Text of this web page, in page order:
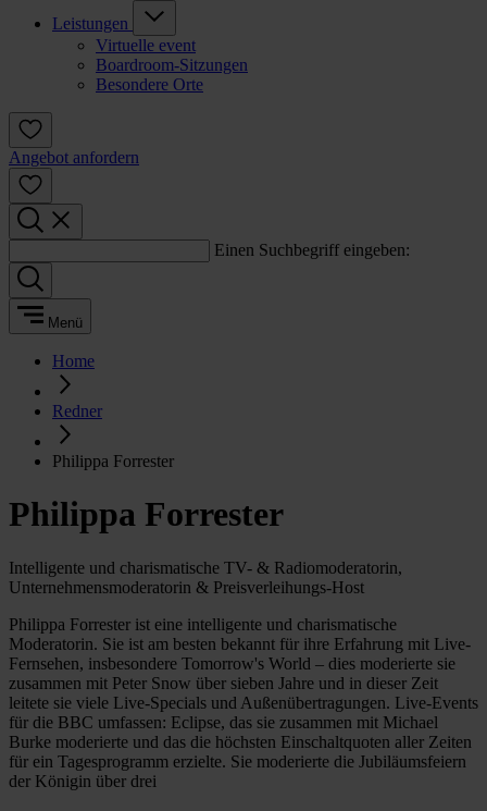
Leistungen
Virtuelle event
Boardroom-Sitzungen
Besondere Orte
Angebot anfordern
Einen Suchbegriff eingeben:
Menü
Home
Redner
Philippa Forrester
Philippa Forrester
Intelligente und charismatische TV- & Radiomoderatorin,
Unternehmensmoderatorin & Preisverleihungs-Host
Philippa Forrester ist eine intelligente und charismatische
Moderatorin. Sie ist am besten bekannt für ihre Erfahrung mit Live-
Fernsehen, insbesondere Tomorrow's World – dies moderierte sie
zusammen mit Peter Snow über sieben Jahre und in dieser Zeit
leitete sie viele Live-Specials und Außenübertragungen. Live-Events
für die BBC umfassen: Eclipse, das sie zusammen mit Michael
Burke moderierte und das die höchsten Einschaltquoten aller Zeiten
für ein Tagesprogramm erzielte. Sie moderierte die Jubiläumsfeiern
der Königin über drei